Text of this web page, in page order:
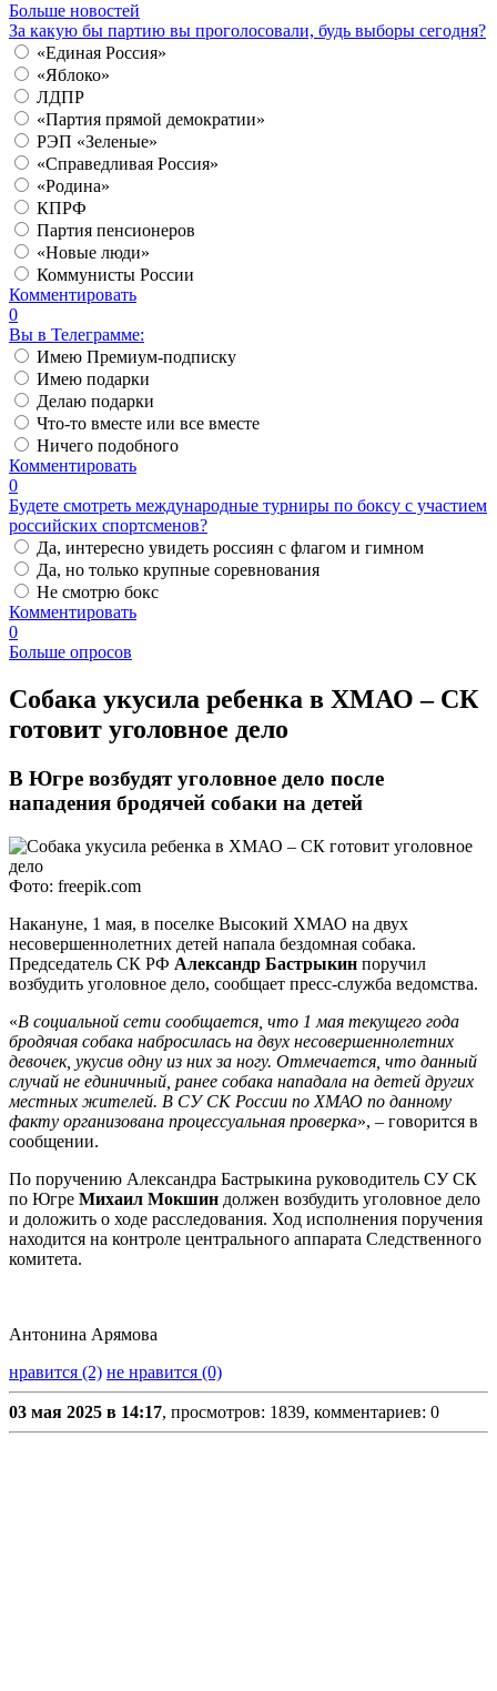
Больше новостей
За какую бы партию вы проголосовали, будь выборы сегодня?
«Единая Россия»
«Яблоко»
ЛДПР
«Партия прямой демократии»
РЭП «Зеленые»
«Справедливая Россия»
«Родина»
КПРФ
Партия пенсионеров
«Новые люди»
Коммунисты России
Комментировать
0
Вы в Телеграмме:
Имею Премиум-подписку
Имею подарки
Делаю подарки
Что-то вместе или все вместе
Ничего подобного
Комментировать
0
Будете смотреть международные турниры по боксу с участием
российских спортсменов?
Да, интересно увидеть россиян с флагом и гимном
Да, но только крупные соревнования
Не смотрю бокс
Комментировать
0
Больше опросов
​Собака укусила ребенка в ХМАО – СК
готовит уголовное дело
В Югре возбудят уголовное дело после
нападения бродячей собаки на детей
Фото: freepik.com
Накануне, 1 мая, в поселке Высокий ХМАО на двух
несовершеннолетних детей напала бездомная собака.
Председатель СК РФ Александр Бастрыкин поручил
возбудить уголовное дело, сообщает пресс-служба ведомства.
«В социальной сети сообщается, что 1 мая текущего года
бродячая собака набросилась на двух несовершеннолетних
девочек, укусив одну из них за ногу. Отмечается, что данный
случай не единичный, ранее собака нападала на детей других
местных жителей. В СУ СК России по ХМАО по данному
факту организована процессуальная проверка», – говорится в
сообщении.
По поручению Александра Бастрыкина руководитель СУ СК
по Югре Михаил Мокшин должен возбудить уголовное дело
и доложить о ходе расследования. Ход исполнения поручения
находится на контроле центрального аппарата Следственного
комитета.
Антонина Арямова
нравится (2) не нравится (0)
03 мая 2025 в 14:17, просмотров: 1839, комментариев: 0